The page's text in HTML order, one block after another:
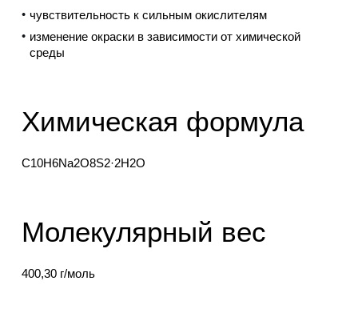
чувствительность к сильным окислителям
изменение окраски в зависимости от химической
среды
Химическая формула
C10H6Na2O8S2·2H2O
Молекулярный вес
400,30 г/моль